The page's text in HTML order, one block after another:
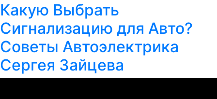
Какую Выбрать
Сигнализацию для Авто?
Советы Автоэлектрика
Сергея Зайцева